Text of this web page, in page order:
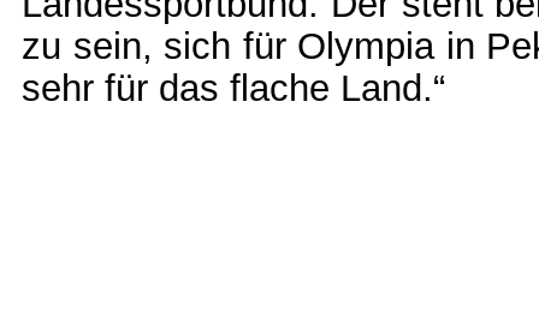
zu sein, sich für Olympia in
sehr für das flache Land.“